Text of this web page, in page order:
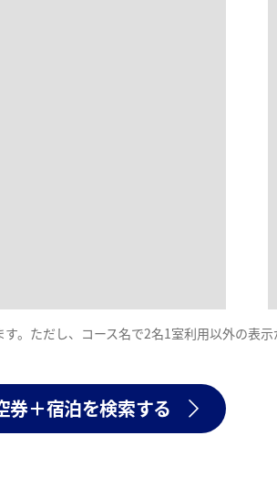
。ただし、コース名で2名1室利用以外の表
券＋宿泊を検索する